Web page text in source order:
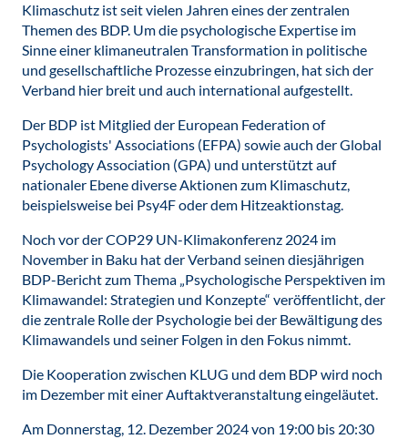
Klimaschutz ist seit vielen Jahren eines der zentralen
Themen des BDP. Um die psychologische Expertise im
Sinne einer klimaneutralen Transformation in politische
und gesellschaftliche Prozesse einzubringen, hat sich der
Verband hier breit und auch international aufgestellt.
Der BDP ist Mitglied der European Federation of
Psychologists' Associations (EFPA) sowie auch der Global
Psychology Association (GPA) und unterstützt auf
nationaler Ebene diverse Aktionen zum Klimaschutz,
beispielsweise bei Psy4F oder dem Hitzeaktionstag.
Noch vor der COP29 UN-Klimakonferenz 2024 im
November in Baku hat der Verband seinen diesjährigen
BDP-Bericht zum Thema „Psychologische Perspektiven im
Klimawandel: Strategien und Konzepte“ veröffentlicht, der
die zentrale Rolle der Psychologie bei der Bewältigung des
Klimawandels und seiner Folgen in den Fokus nimmt.
Die Kooperation zwischen KLUG und dem BDP wird noch
im Dezember mit einer Auftaktveranstaltung eingeläutet.
Am Donnerstag, 12. Dezember 2024 von 19:00 bis 20:30